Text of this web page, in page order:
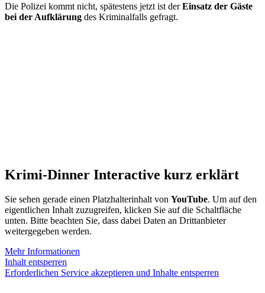
Die Polizei kommt nicht, spätestens jetzt ist derEinsatz der Gäste
bei der Aufklärung des Kriminalfalls gefragt.
Krimi-Dinner Interactive kurz erklärt
Sie sehen gerade einen Platzhalterinhalt von YouTube. Um auf den
eigentlichen Inhalt zuzugreifen, klicken Sie auf die Schaltfläche
unten. Bitte beachten Sie, dass dabei Daten an Drittanbieter
weitergegeben werden.
Mehr Informationen
Inhalt entsperren
Erforderlichen Service akzeptieren und Inhalte entsperren